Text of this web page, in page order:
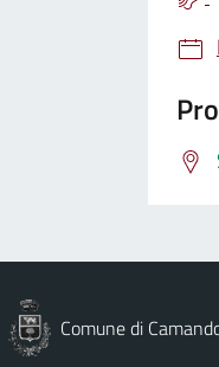
Comune di